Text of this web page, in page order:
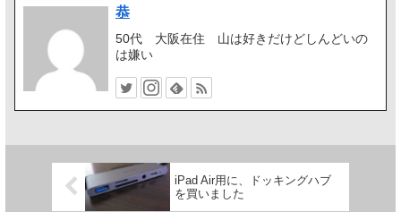
恭
50代 大阪在住 山は好きだけどしんどいの
は嫌い
iPad Air用に、ドッキングハブ
を買いました